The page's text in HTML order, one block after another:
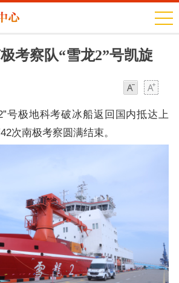
考察队“雪龙2”号凯旋
号极地科考破冰船返回国内抵达上
次南极考察圆满结束。